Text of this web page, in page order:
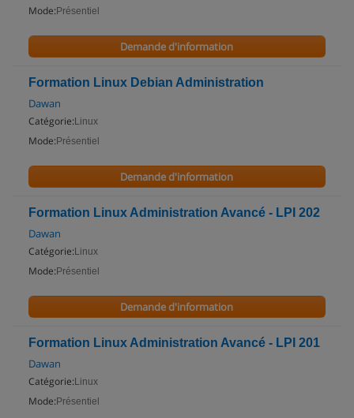
Mode: Présentiel
Demande d'information
Formation Linux Debian Administration
Dawan
Catégorie: Linux
Mode: Présentiel
Demande d'information
Formation Linux Administration Avancé - LPI 202
Dawan
Catégorie: Linux
Mode: Présentiel
Demande d'information
Formation Linux Administration Avancé - LPI 201
Dawan
Catégorie: Linux
Mode: Présentiel